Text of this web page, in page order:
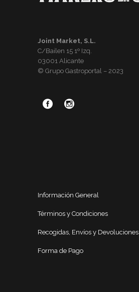
Joint Market, S.L.
C/Bailen 15 1º Izq.
03001 Alicante
© Grupo Gastroportal – 2023
Información General
Términos y Condiciones
Recogidas, Envíos y Devoluciones
Forma de Pago